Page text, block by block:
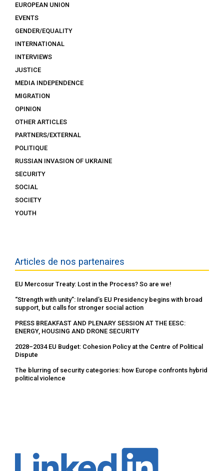
EUROPEAN UNION
EVENTS
GENDER/EQUALITY
INTERNATIONAL
INTERVIEWS
JUSTICE
MEDIA INDEPENDENCE
MIGRATION
OPINION
OTHER ARTICLES
PARTNERS/EXTERNAL
POLITIQUE
RUSSIAN INVASION OF UKRAINE
SECURITY
SOCIAL
SOCIETY
YOUTH
Articles de nos partenaires
EU Mercosur Treaty: Lost in the Process? So are we!
“Strength with unity”: Ireland’s EU Presidency begins with broad
support, but calls for stronger social action
PRESS BREAKFAST AND PLENARY SESSION AT THE EESC:
ENERGY, HOUSING AND DRONE SECURITY
2028–2034 EU Budget: Cohesion Policy at the Centre of Political
Dispute
The blurring of security categories: how Europe confronts hybrid
political violence